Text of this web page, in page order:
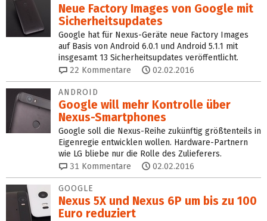
Neue Factory Images von Google mit
Sicherheitsupdates
Google hat für Nexus-Geräte neue Factory Images
auf Basis von Android 6.0.1 und Android 5.1.1 mit
insgesamt 13 Sicherheitsupdates veröffentlicht.
22 Kommentare 02.02.2016
ANDROID
Google will mehr Kontrolle über
Nexus-Smartphones
Google soll die Nexus-Reihe zukünftig größtenteils in
Eigenregie entwicklen wollen. Hardware-Partnern
wie LG bliebe nur die Rolle des Zulieferers.
31 Kommentare 02.02.2016
GOOGLE
Nexus 5X und Nexus 6P um bis zu 100
Euro reduziert